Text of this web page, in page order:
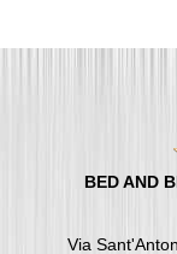
BED AND
Via